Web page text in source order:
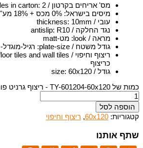
מס' אריחים בקרטון / tiles in carton : 2
מיסים בישראל: 0% מכס + 18% מע''מ
עובי / thickness
: 10mm
נגד החלקה / antislip
: R10
מראה / look
: מט-matt
גודל משטח / plate-size
: רגיל-מוגדל- big regular
ריצוף וחיפוי / floor tiles and wall tiles
כריצוף
גודל / size
:60x120
כמות של TY-601204-60x120 - ריצוף גרניט פורצלן- מט
הוספה לסל
קטגוריות: 60x120
, ריצוף וחיפוי
שתף אותנו